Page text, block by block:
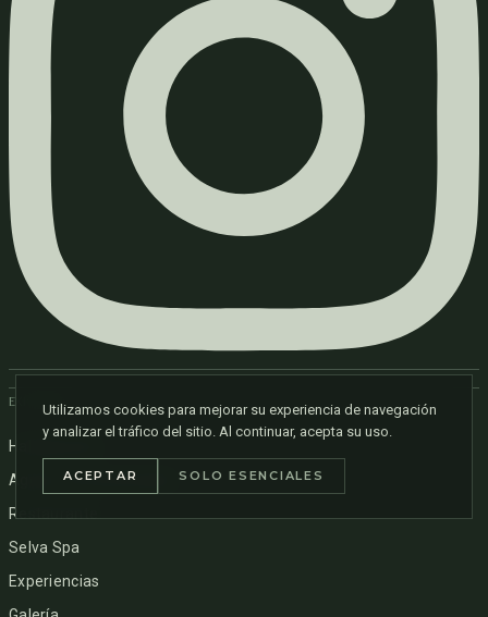
EXPLORAR
Habitaciones
Aguas Termominerales
Restaurante
Selva Spa
Experiencias
Utilizamos cookies para mejorar su experiencia de navegación
y analizar el tráfico del sitio. Al continuar, acepta su uso.
ACEPTAR SOLO ESENCIALES